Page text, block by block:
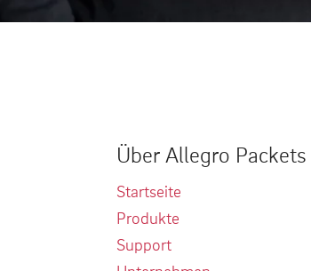
Über Allegro Packets
Startseite
Produkte
Support